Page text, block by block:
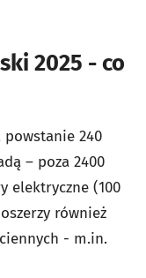
2025 - co
240
– poza 2400
elektryczne (100
również
- m.in.